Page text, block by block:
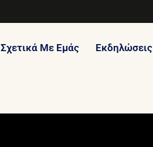
Σχετικά Με Εμάς Εκδηλώσεις